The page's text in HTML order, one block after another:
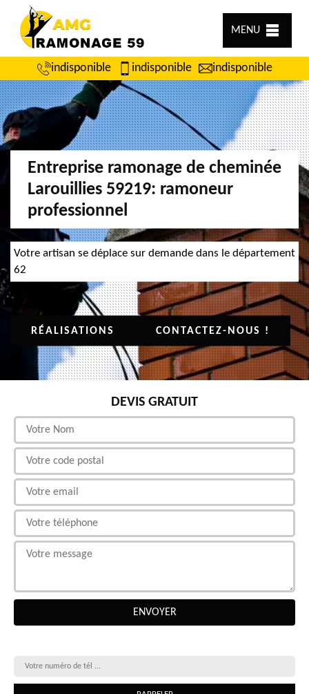
MENU
indisponible indisponible indisponible
Entreprise ramonage de cheminée
Larouillies 59219: ramoneur
professionnel
Votre artisan se déplace sur demande dans le département
62
RÉALISATIONS CONTACTEZ-NOUS !
DEVIS GRATUIT